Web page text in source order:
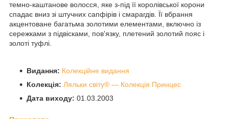
темно-каштанове волосся, яке з-під її королівської корони
спадає вниз зі штучних сапфірів і смарагдів. Її вбрання
акцентоване багатьма золотими елементами, включно із
сережками з підвісками, пов'язку, плетений золотий пояс і
золоті туфлі.
Видання: Колекційне видання
Колекція: Ляльки світу® — Колекція Принцес
Дата виходу: 01.03.2003